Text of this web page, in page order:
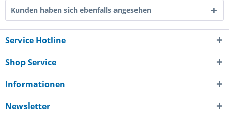
Kunden haben sich ebenfalls angesehen
Service Hotline
Shop Service
Informationen
Newsletter